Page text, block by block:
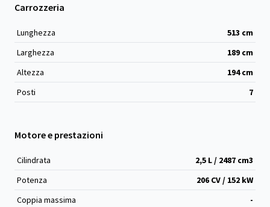
Carrozzeria
Lunghezza 513 cm
Larghezza
189 cm
Altezza
194cm
Posti
7
Motore e prestazioni
Cilindrata 2,5 L / 2487 cm3
Potenza
206 CV / 152 kW
Coppia massima
-